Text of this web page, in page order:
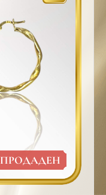
ПРОДАДЕН